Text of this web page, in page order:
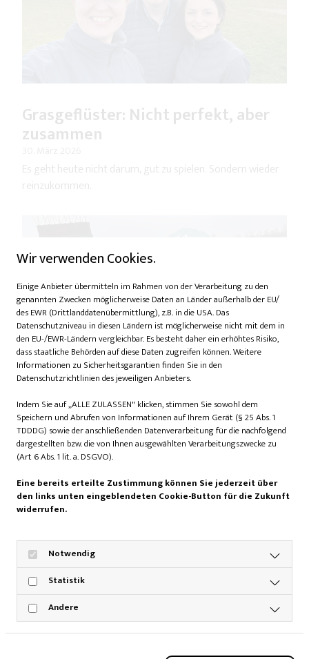
Grasgeflüster: Nicht perfekt, aber
zusammen
Es geht heute nicht darum, gut zu spielen. Sondern wieder
reinzukommen.
Grasgeflüster: Mit dem falschen
Fuß
24. März 2026
Am ersten Loch lande ich im Bunker. Drei Versuche. Nichts.
Der Bunkerfluch bleibt.
Wir verwenden Cookies.
Einige Anbieter übermitteln im Rahmen von der Verarbeitung zu den
genannten Zwecken möglicherweise Daten an Länder außerhalb der EU/
des EWR (Drittlanddatenübermittlung), z.B. in die USA. Das
Datenschutzniveau in diesen Ländern ist möglicherweise nicht mit dem in
den EU-/EWR-Ländern vergleichbar. Es besteht daher ein erhöhtes Risiko,
dass staatliche Behörden auf diese Daten zugreifen können. Weitere
Informationen zu Sicherheitsgarantien finden Sie in den
Datenschutzrichtlinien des jeweiligen Anbieters.
Indem Sie auf „ALLE ZULASSEN" klicken, stimmen Sie sowohl dem
Speichern und Abrufen von Informationen auf Ihrem Gerät (§ 25 Abs. 1
TDDDG) sowie der anschließenden Datenverarbeitung für die nachfolgend
dargestellten bzw. die von Ihnen ausgewählten Verarbeitungszwecke zu
(Art 6 Abs. 1 lit. a. DSGVO).
Eine bereits erteilte Zustimmung können Sie jederzeit über
den links unten eingeblendeten Cookie-Button für die Zukunft
widerrufen.
Notwendig
Statistik
Andere